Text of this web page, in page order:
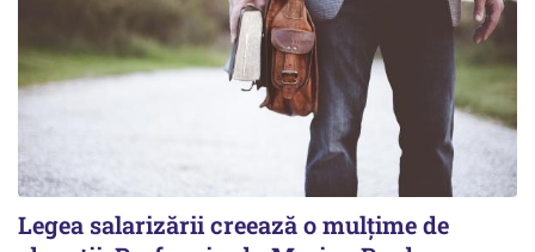
Legea salarizării creează o mulțime de